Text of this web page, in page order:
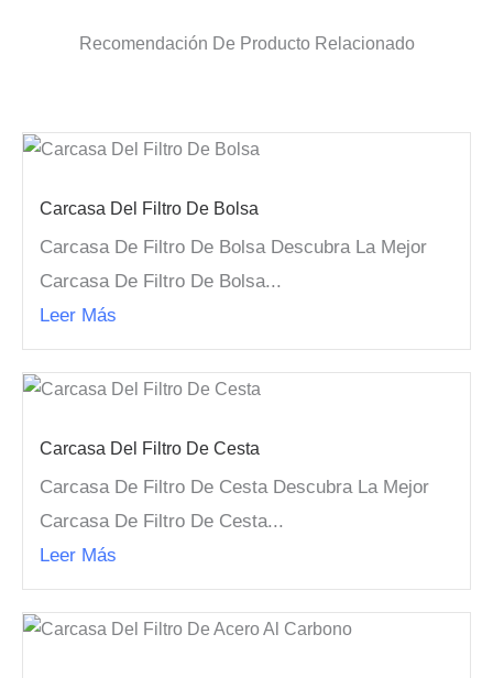
Recomendación De Producto Relacionado
Carcasa Del Filtro De Bolsa
Carcasa De Filtro De Bolsa Descubra La Mejor
Carcasa De Filtro De Bolsa...
Leer Más
Carcasa Del Filtro De Cesta
Carcasa De Filtro De Cesta Descubra La Mejor
Carcasa De Filtro De Cesta...
Leer Más